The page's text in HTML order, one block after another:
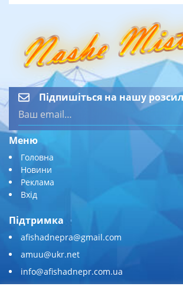
Підпишіться на нашу
Меню
Головна
Новини
Реклама
Вхід
Підтримка
afishadnepra@gmail.com
amuu@ukr.net
info@afishadnepr.com.ua